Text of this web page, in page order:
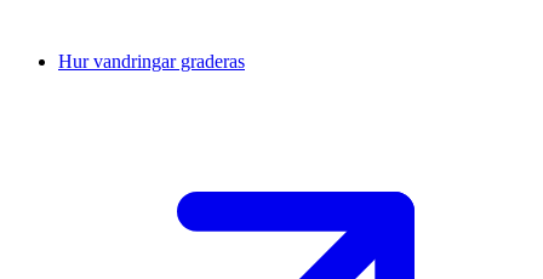
Hur vandringar graderas